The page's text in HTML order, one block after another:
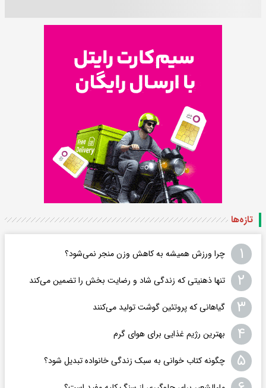
تازه‌ها
۱ چرا ورزش همیشه به کاهش وزن منجر نمی‌شود؟
۲ تنها ذهنیتی که زندگی شاد و رضایت بخش را تضمین می‌کند
۳ گیاهانی که پروتئین گوشت تولید می‌کنند
۴ بهترین رژیم غذایی برای هوای گرم
۵ چگونه کتاب خوانی به سبک زندگی خانواده تبدیل شود؟